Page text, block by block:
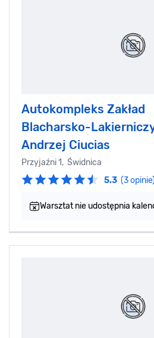
Autokompleks Zakład
Blacharsko-
Andrzej Ciucias
Przyjaźni 1, Świdnica
5.3 (3 opinie)
Warsztat nie udostępnia